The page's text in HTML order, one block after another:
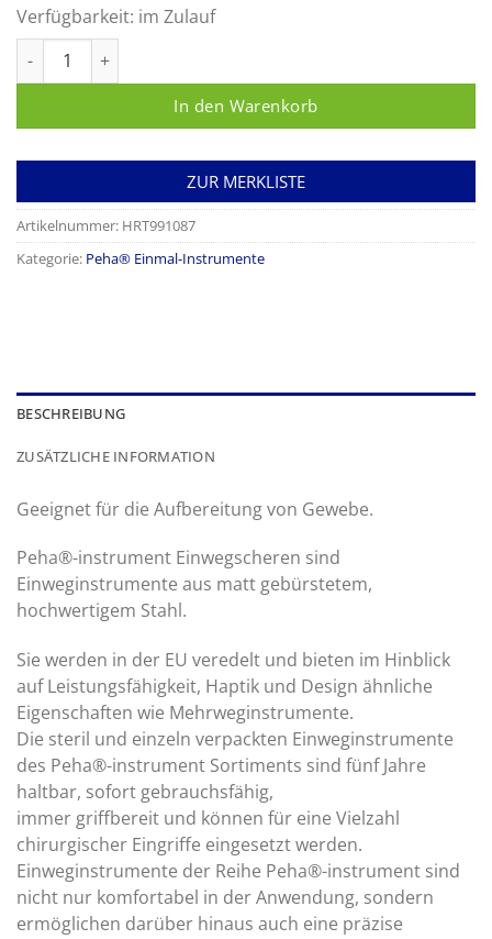
Verfügbarkeit: im Zulauf
Peha-instrument Iris-Schere gebogen Menge
In den Warenkorb
ZUR MERKLISTE
Artikelnummer: HRT991087
Kategorie: Peha® Einmal-Instrumente
BESCHREIBUNG
ZUSÄTZLICHE INFORMATION
Geeignet für die Aufbereitung von Gewebe.
Peha®-instrument Einwegscheren sind
Einweginstrumente aus matt gebürstetem,
hochwertigem Stahl.
Sie werden in der EU veredelt und bieten im Hinblick
auf Leistungsfähigkeit, Haptik und Design ähnliche
Eigenschaften wie Mehrweginstrumente.
Die steril und einzeln verpackten Einweginstrumente
des Peha®-instrument Sortiments sind fünf Jahre
haltbar, sofort gebrauchsfähig,
immer griffbereit und können für eine Vielzahl
chirurgischer Eingriffe eingesetzt werden.
Einweginstrumente der Reihe Peha®-instrument sind
nicht nur komfortabel in der Anwendung, sondern
ermöglichen darüber hinaus auch eine präzise